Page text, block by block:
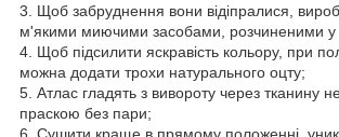
3. Щоб забруднення вони відіпралися,
м'якими миючими засобами, розчиненими у
4. Щоб підсилити яскравість кольору, при
можна додати трохи натурального оцту;
5. Атлас гладять з вивороту через тканину
праскою без пари;
6. Сушити краще в прямому положенні,